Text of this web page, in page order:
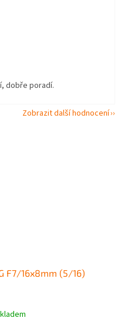
F7/16x8mm (5/16)
z 5 hvězdiček.
dobře poradí.
Zobrazit další hodnocení